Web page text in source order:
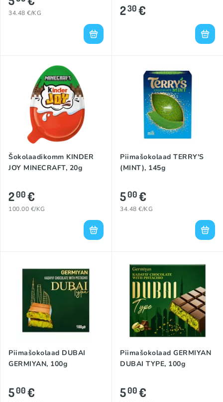
34.48 €/KG 230€
Šokolaadikomm KINDER
JOY MINECRAFT, 20g
200€
100.00 €/KG
Piimašokolaad TERRY'S
(MINT), 145g
500€
34.48 €/KG
Piimašokolaad DUBAI
GERMIYAN, 100g
500€
Piimašokolaad GERMIYAN
DUBAI TYPE, 100g
500€